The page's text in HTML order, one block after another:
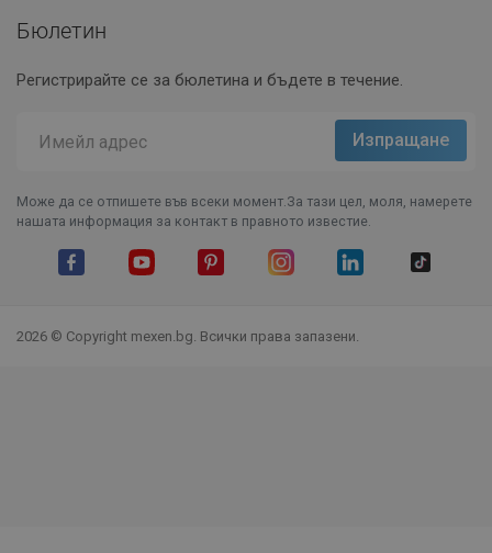
Бюлетин
Регистрирайте се за бюлетина и бъдете в течение.
Може да се отпишете във всеки момент.За тази цел, моля, намерете
нашата информация за контакт в правното известие.
2026 © Copyright mexen.bg. Всички права запазени.